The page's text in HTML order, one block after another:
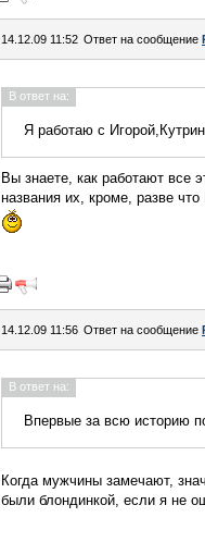
14.12.09 11:52 Ответ на сообщение
В ответ на:
Я работаю с
Вы знаете, как работают все
названия их, кроме, разве
14.12.09 11:56 Ответ на сообщение
В ответ на:
Впервые за всю историю
Когда мужчины замечают,
были блондинкой, если я не